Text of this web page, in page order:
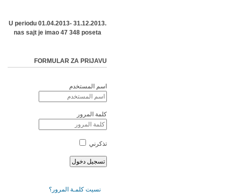
U periodu 01.04.2013- 31.12.2013.
nas sajt je imao 47 348 poseta
FORMULAR ZA PRIJAVU
اسم المستخدم
كلمة المرور
تذكرني
نسيت كلمـة المرور؟